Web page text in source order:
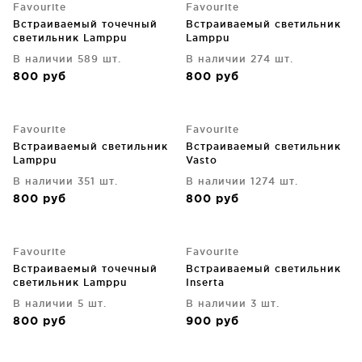
Favourite
Встраиваемый точечный
светильник Lamppu
В наличии 589 шт.
800 руб
Favourite
Встраиваемый светильник
Lamppu
В наличии 274 шт.
800 руб
Favourite
Встраиваемый светильник
Lamppu
В наличии 351 шт.
800 руб
Favourite
Встраиваемый светильник
Vasto
В наличии 1274 шт.
800 руб
Favourite
Встраиваемый точечный
светильник Lamppu
В наличии 5 шт.
800 руб
Favourite
Встраиваемый светильник
Inserta
В наличии 3 шт.
900 руб